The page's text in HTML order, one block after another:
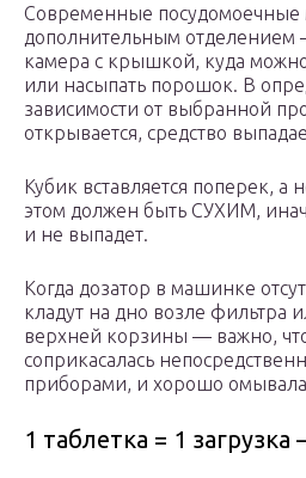
Современные
дополнительным отделением
камера с крышкой, куда
или насыпать порошок. В
зависимости от выбранной
открывается, средство
Кубик вставляется поперек, а
этом должен быть СУХИМ,
и не выпадет.
Когда дозатор в машинке
кладут на дно возле фильтра
верхней корзины — важно,
соприкасалась
приборами, и хорошо
1 таблетка = 1